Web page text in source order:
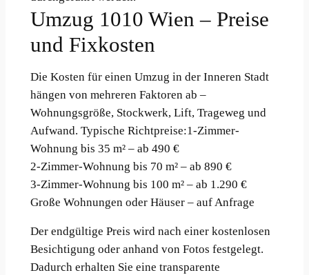
Umzug 1010 Wien – Preise
und Fixkosten
Die Kosten für einen Umzug in der Inneren Stadt
hängen von mehreren Faktoren ab –
Wohnungsgröße, Stockwerk, Lift, Trageweg und
Aufwand. Typische Richtpreise:1-Zimmer-
Wohnung bis 35 m² – ab 490 €
2-Zimmer-Wohnung bis 70 m² – ab 890 €
3-Zimmer-Wohnung bis 100 m² – ab 1.290 €
Große Wohnungen oder Häuser – auf Anfrage
Der endgültige Preis wird nach einer kostenlosen
Besichtigung oder anhand von Fotos festgelegt.
Dadurch erhalten Sie eine transparente